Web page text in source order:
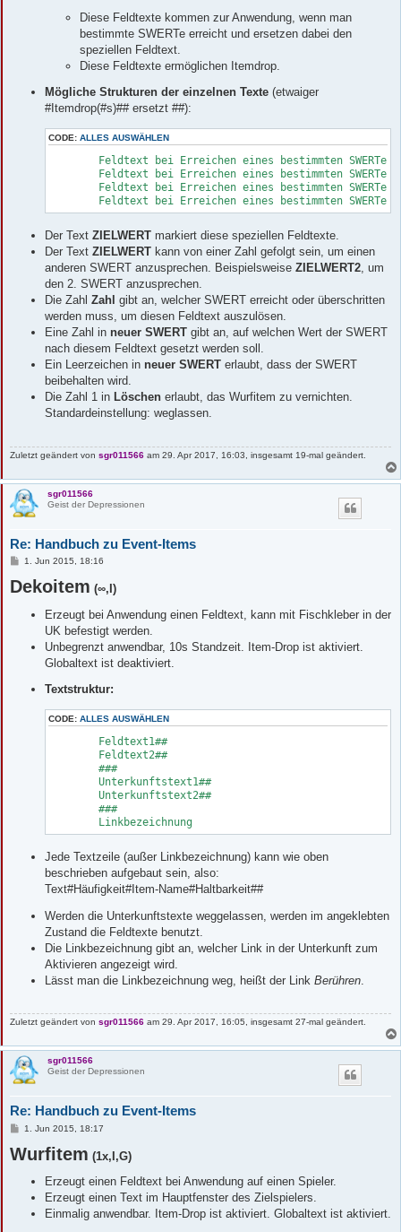
Diese Feldtexte kommen zur Anwendung, wenn man
bestimmte SWERTe erreicht und ersetzen dabei den
speziellen Feldtext.
Diese Feldtexte ermöglichen Itemdrop.
Mögliche Strukturen der einzelnen Texte (etwaiger
#Itemdrop(#s)## ersetzt ##):
CODE: ALLES AUSWÄHLEN
Feldtext bei Erreichen eines bestimmten
Der Text ZIELWERT markiert diese speziellen Feldtexte.
Der Text ZIELWERT kann von einer Zahl gefolgt sein, um einen
anderen SWERT anzusprechen. Beispielsweise ZIELWERT2 , um
den 2. SWERT anzusprechen.
Die Zahl Zahl gibt an, welcher SWERT erreicht oder überschritten
werden muss, um diesen Feldtext auszulösen.
Eine Zahl in neuer SWERT gibt an, auf welchen Wert der SWERT
nach diesem Feldtext gesetzt werden soll.
Ein Leerzeichen in neuer SWERT erlaubt, dass der SWERT
beibehalten wird.
Die Zahl 1 in Löschen erlaubt, das Wurfitem zu vernichten.
Standardeinstellung: weglassen.
Zuletzt geändert von sgr011566 am 29. Apr 2017, 16:03, insgesamt 19-mal geändert.
sgr011566
Geist der Depressionen
Re: Handbuch zu Event-Items
B
i
t
1. Jun 2015, 18:16
Dekoitem (∞,I)
Erzeugt bei Anwendung einen Feldtext, kann mit Fischkleber in der
UK befestigt werden.
Unbegrenzt anwendbar, 10s Standzeit. Item-Drop ist aktiviert.
Globaltext ist deaktiviert.
Textstruktur:
CODE: ALLES AUSWÄHLEN
	Linkbezeichnung
Jede Textzeile (außer Linkbezeichnung) kann wie oben
beschrieben aufgebaut sein, also:
Text#Häufigkeit#Item-Name#Haltbarkeit##
Werden die Unterkunftstexte weggelassen, werden im angeklebten
Zustand die Feldtexte benutzt.
Die Linkbezeichnung gibt an, welcher Link in der Unterkunft zum
Aktivieren angezeigt wird.
Lässt man die Linkbezeichnung weg, heißt der Link Berühren
Zuletzt geändert von sgr011566 am 29. Apr 2017, 16:05, insgesamt 27-mal geändert.
sgr011566
Geist der Depressionen
Re: Handbuch zu Event-Items
B
i
t
1. Jun 2015, 18:17
Wurfitem (1x,I,G)
Erzeugt einen Feldtext bei Anwendung auf einen Spieler.
Erzeugt einen Text im Hauptfenster des Zielspielers.
Einmalig anwendbar. Item-Drop ist aktiviert. Globaltext ist aktiviert.